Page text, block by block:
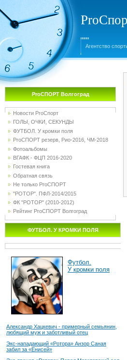
Агентство
ProСПОРТ Волгоград
Новости ProСпорт
ГОЛЫ, ОЧКИ, СЕКУНДЫ
ФУТБОЛ. У кромки поля
ProСПОРТ резерв, Рио-2016, ЧМ-2018
Фотоальбомы
ВГАФК - ФЦП 2016-2020
Гостевая книга
Обратная связь
Не только ProСПОРТ
"РОТОР". ПФЛ-2014/2015
ФК "РОТОР" (2010-2012)
Рейтинг ProСПОРТ Волгоград
ФУТБОЛ. У КРОМКИ ПОЛЯ
Футбол.
У кромки поля
Александр Хацкевич - примерный семьянин,
любящий муж и заботливый отец
Экс-нападающий «Ротора» Анзор Саная
забил за «Енисей»